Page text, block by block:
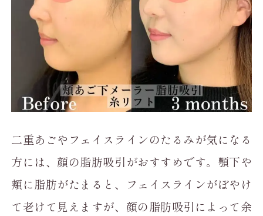
二重あごやフェイスラインのたるみが気になる
方には、顔の脂肪吸引がおすすめです。顎下や
頬に脂肪がたまると、フェイスラインがぼやけ
て老けて見えますが、顔の脂肪吸引によって余